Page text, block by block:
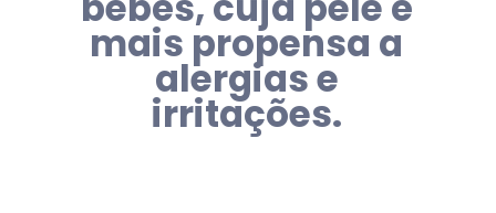
mais propensa a
alergias e
irritações.